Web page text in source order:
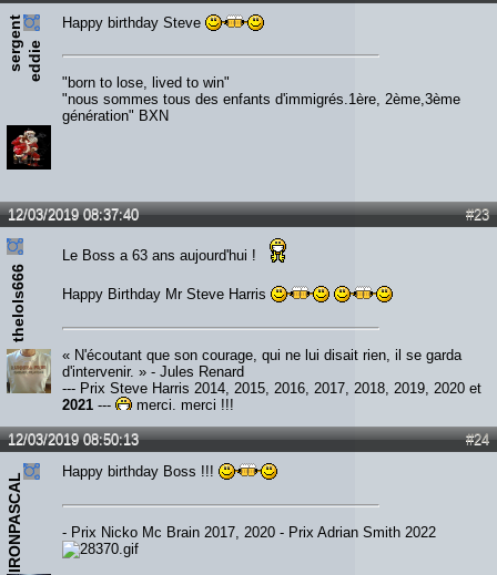
s
e
rg
e
n
t
e
d
d
ie
Happy birthday Steve
"born to lose, lived to win"
"nous sommes tous des enfants d'immigrés.1ère, 2ème,3ème
génération" BXN
#23
12/03/2019 08:37:40
thelols666
Le Boss a 63 ans aujourd'hui !
Happy Birthday Mr Steve Harris
« N'écoutant que son courage, qui ne lui disait rien, il se garda
d'intervenir. » - Jules Renard
--- Prix Steve Harris 2014, 2015, 2016, 2017, 2018, 2019, 2020 et
2021 --- merci, merci !!!
#24
12/03/2019 08:50:13
IRONPASCAL
Happy birthday Boss !!!
- Prix Nicko Mc Brain 2017, 2020 - Prix Adrian Smith 2022